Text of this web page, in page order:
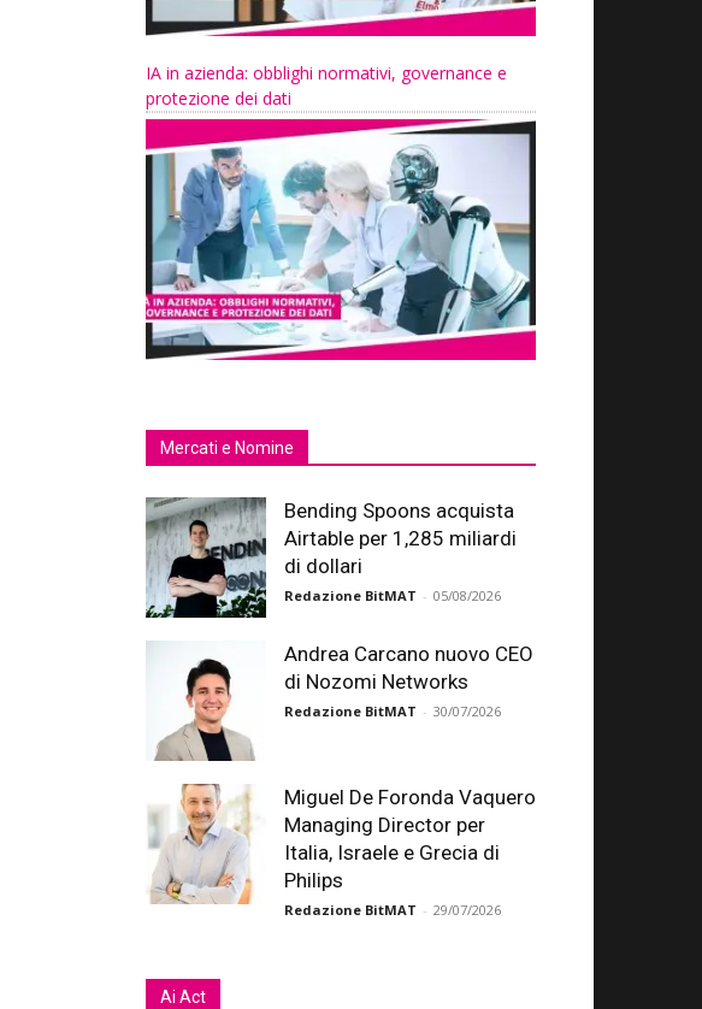
IA in azienda: obblighi normativi, governance e
protezione dei dati
Mercati e Nomine
Bending Spoons acquista
Airtable per 1,285 miliardi
di dollari
Redazione BitMAT - 05/08/2026
Andrea Carcano nuovo CEO
di Nozomi Networks
Redazione BitMAT - 30/07/2026
Miguel De Foronda Vaquero
Managing Director per
Italia, Israele e Grecia di
Philips
Redazione BitMAT - 29/07/2026
Ai Act